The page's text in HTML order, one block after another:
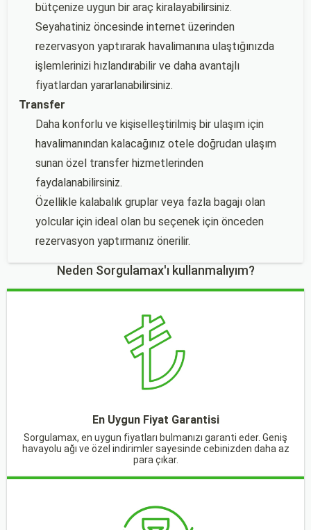
bütçenize uygun bir araç kiralayabilirsiniz.
Seyahatiniz öncesinde internet üzerinden
rezervasyon yaptırarak havalimanına ulaştığınızda
işlemlerinizi hızlandırabilir ve daha avantajlı
fiyatlardan yararlanabilirsiniz.
Transfer
Daha konforlu ve kişiselleştirilmiş bir ulaşım için
havalimanından kalacağınız otele doğrudan ulaşım
sunan özel transfer hizmetlerinden
faydalanabilirsiniz.
Özellikle kalabalık gruplar veya fazla bagajı olan
yolcular için ideal olan bu seçenek için önceden
rezervasyon yaptırmanız önerilir.
Neden Sorgulamax'ı kullanmalıyım?
En Uygun Fiyat Garantisi
Sorgulamax, en uygun fiyatları bulmanızı garanti eder. Geniş
havayolu ağı ve özel indirimler sayesinde cebinizden daha az
para çıkar.